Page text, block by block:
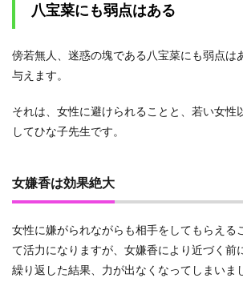
八宝菜にも弱点はある
傍若無人、迷惑の塊である八宝菜にも弱点は
与えます。
それは、女性に避けられることと、若い女性
してひな子先生です。
女嫌香は効果絶大
女性に嫌がられながらも相手をしてもらえる
て活力になりますが、女嫌香により近づく前
繰り返した結果、力が出なくなってしまいま